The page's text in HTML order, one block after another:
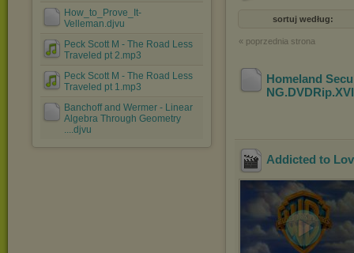
How_to_Prove_It-
Velleman.djvu
Peck Scott M - The Road Less
Traveled pt 2.mp3
Peck Scott M - The Road Less
Traveled pt 1.mp3
Banchoff and Wermer - Linear
Algebra Through Geometry
....djvu
sortuj według:
« poprzednia strona
Homeland
Addicted to